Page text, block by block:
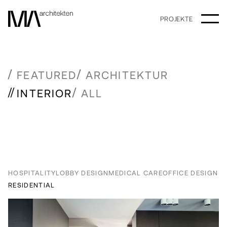
PROJEKTE
PROJEKTE
FEATURED
ARCHITEKTUR
INTERIOR
ALL
HOSPITALITYLOBBY DESIGNMEDICAL CAREOFFICE DESIGN
RESIDENTIAL